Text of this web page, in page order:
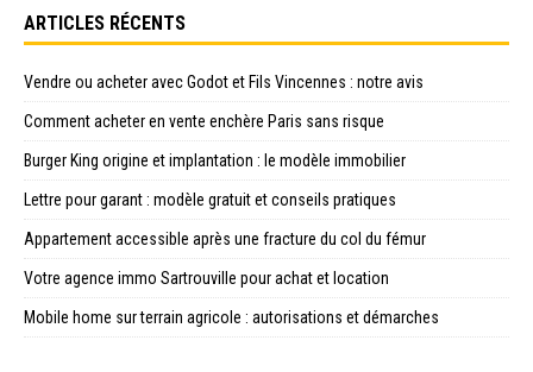
ARTICLES RÉCENTS
Vendre ou acheter avec Godot et Fils Vincennes : notre avis
Comment acheter en vente enchère Paris sans risque
Burger King origine et implantation : le modèle immobilier
Lettre pour garant : modèle gratuit et conseils pratiques
Appartement accessible après une fracture du col du fémur
Votre agence immo Sartrouville pour achat et location
Mobile home sur terrain agricole : autorisations et démarches